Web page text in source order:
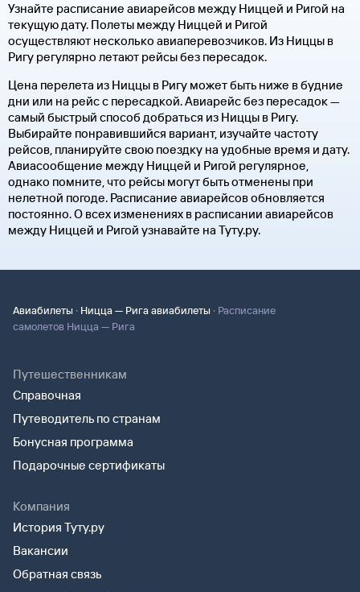
Узнайте расписание авиарейсов между Ниццей и Ригой на
текущую дату. Полеты между Ниццей и Ригой
осуществляют несколько авиаперевозчиков. Из Ниццы в
Ригу регулярно летают рейсы без пересадок.
Цена перелета из Ниццы в Ригу может быть ниже в будние
дни или на рейс с пересадкой. Авиарейс без пересадок —
самый быстрый способ добраться из Ниццы в Ригу.
Выбирайте понравившийся вариант, изучайте частоту
рейсов, планируйте свою поездку на удобные время и дату.
Авиасообщение между Ниццей и Ригой регулярное,
однако помните, что рейсы могут быть отменены при
нелетной погоде. Расписание авиарейсов обновляется
постоянно. О всех изменениях в расписании авиарейсов
между Ниццей и Ригой узнавайте на Туту.ру.
Авиабилеты · Ницца — Рига авиабилеты · Расписание
самолетов Ницца — Рига
Путешественникам
Справочная
Путеводитель по странам
Бонусная программа
Подарочные сертификаты
Компания
История Туту.ру
Вакансии
Обратная связь